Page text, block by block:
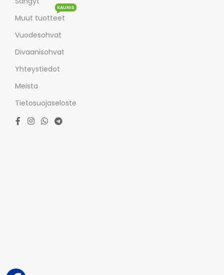
Muut tuotteet
KAUNIS
Vuodesohvat
Divaanisohvat
Yhteystiedot
Meista
Tietosuojaseloste